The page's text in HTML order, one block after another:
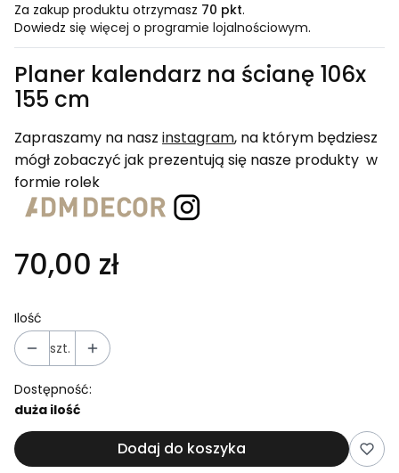
Za zakup produktu otrzymasz 70 pkt.
Dowiedz się więcej o programie lojalnościowym.
Planer kalendarz na ścianę 106x
155 cm
Zapraszamy na nasz instagram, na którym będziesz
mógł zobaczyć jak prezentują się nasze produkty w
formie rolek
70,00 zł
Ilość
szt.
Dostępność:
duża ilość
Dodaj do koszyka